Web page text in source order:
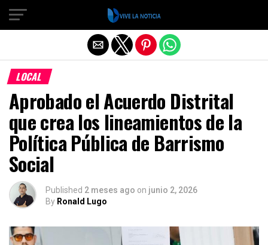
LOCAL
Aprobado el Acuerdo Distrital
que crea los lineamientos de la
Política Pública de Barrismo
Social
Published 2 meses ago on junio 2, 2026
By Ronald Lugo
Salir de la versión móvil